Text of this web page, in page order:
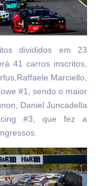
divididos em 23
41 carros inscritos,
Marciello,
#1, sendo o maior
Daniel Juncadella
#3, que fez a